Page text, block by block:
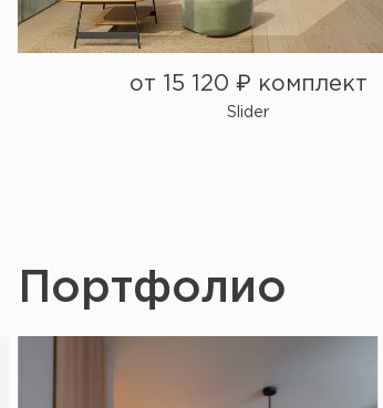
от 15 120 ₽ комплект
Slider
Портфолио